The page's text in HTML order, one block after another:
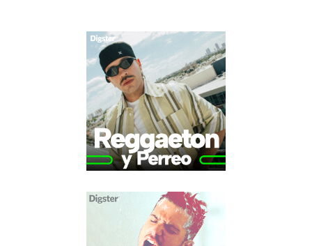
ACÚSTICO
ALTERNATIVO
BANDAS SONORAS
CLÁSICA
CROSSOVER
ELECTRÓNICA
HITS